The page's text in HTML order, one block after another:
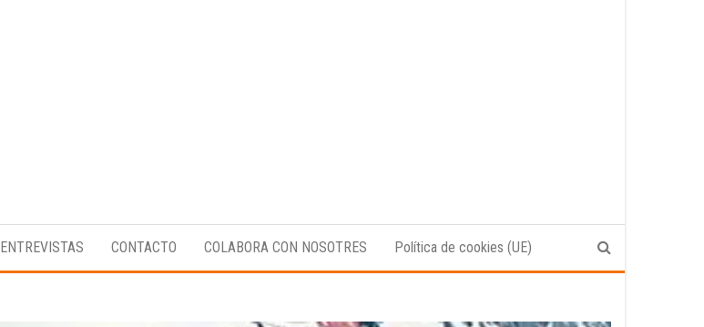
Magazine
digital
enfocado
cultura,
ENTREVISTAS CONTACTO COLABORA CON NOSOTRES Política de cookies (UE)